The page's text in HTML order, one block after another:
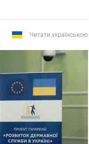
Читати українською